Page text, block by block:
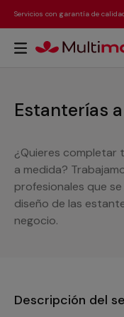
Servicios con garantía de
Estanterías
¿Quieres completar
a medida?
profesionales que
diseño de las
negocio.
Descripción del